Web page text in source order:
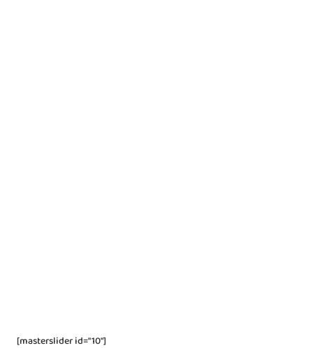
[masterslider id="10"]